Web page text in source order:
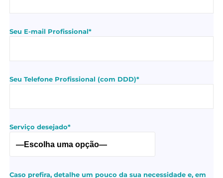
Seu E-mail Profissional*
Seu Telefone Profissional (com DDD)*
Serviço desejado*
Caso prefira, detalhe um pouco da sua necessidade e, em